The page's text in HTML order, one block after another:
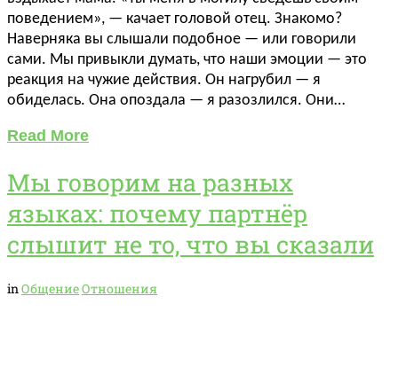
поведением», — качает головой отец. Знакомо?
Наверняка вы слышали подобное — или говорили
сами. Мы привыкли думать, что наши эмоции — это
реакция на чужие действия. Он нагрубил — я
обиделась. Она опоздала — я разозлился. Они…
Read More
Мы говорим на разных
языках: почему партнёр
слышит не то, что вы сказали
inОбщениеОтношения